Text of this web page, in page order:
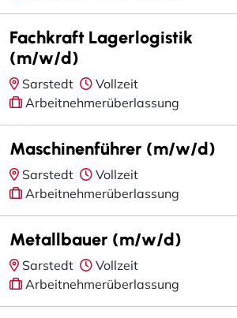
Fachkraft Lagerlogistik
(m/w/d)
Sarstedt
Vollzeit
Arbeitnehmerüberlassung
Maschinenführer (m/w/d)
Sarstedt
Vollzeit
Arbeitnehmerüberlassung
Metallbauer (m/w/d)
Sarstedt
Vollzeit
Arbeitnehmerüberlassung